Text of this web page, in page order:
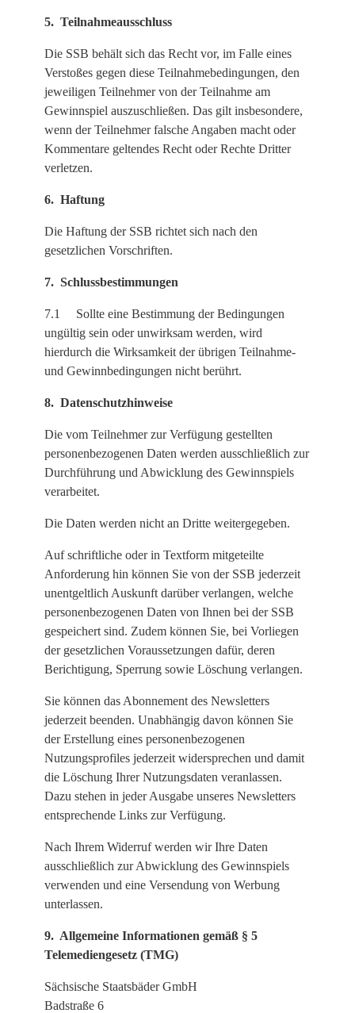
5. Teilnahmeausschluss
Die SSB behält sich das Recht vor, im Falle eines
Verstoßes gegen diese Teilnahmebedingungen, den
jeweiligen Teilnehmer von der Teilnahme am
Gewinnspiel auszuschließen. Das gilt insbesondere,
wenn der Teilnehmer falsche Angaben macht oder
Kommentare geltendes Recht oder Rechte Dritter
verletzen.
6. Haftung
Die Haftung der SSB richtet sich nach den
gesetzlichen Vorschriften.
7. Schlussbestimmungen
7.1 Sollte eine Bestimmung der Bedingungen
ungültig sein oder unwirksam werden, wird
hierdurch die Wirksamkeit der übrigen Teilnahme-
und Gewinnbedingungen nicht berührt.
8. Datenschutzhinweise
Die vom Teilnehmer zur Verfügung gestellten
personenbezogenen Daten werden ausschließlich zur
Durchführung und Abwicklung des Gewinnspiels
verarbeitet.
Die Daten werden nicht an Dritte weitergegeben.
Auf schriftliche oder in Textform mitgeteilte
Anforderung hin können Sie von der SSB jederzeit
unentgeltlich Auskunft darüber verlangen, welche
personenbezogenen Daten von Ihnen bei der SSB
gespeichert sind. Zudem können Sie, bei Vorliegen
der gesetzlichen Voraussetzungen dafür, deren
Berichtigung, Sperrung sowie Löschung verlangen.
Sie können das Abonnement des Newsletters
jederzeit beenden. Unabhängig davon können Sie
der Erstellung eines personenbezogenen
Nutzungsprofiles jederzeit widersprechen und damit
die Löschung Ihrer Nutzungsdaten veranlassen.
Dazu stehen in jeder Ausgabe unseres Newsletters
entsprechende Links zur Verfügung.
Nach Ihrem Widerruf werden wir Ihre Daten
ausschließlich zur Abwicklung des Gewinnspiels
verwenden und eine Versendung von Werbung
unterlassen.
9. Allgemeine Informationen gemäß § 5
Telemediengesetz (TMG)
Sächsische Staatsbäder GmbH
Badstraße 6